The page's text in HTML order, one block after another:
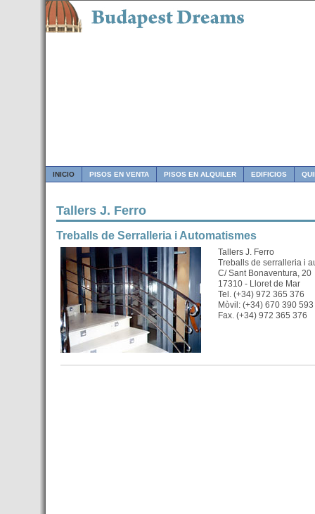
INICIO PISOS EN VENTA PISOS EN ALQUILER EDIFICIOS
Tallers J. Ferro
Treballs de Serralleria i Automatismes
Tallers J. Ferro
Treballs de serralleria i
C/ Sant Bonaventura, 20
17310 - Lloret de Mar
Tel. (+34) 972 365 376
Mòvil: (+34) 670 390 593
Fax. (+34) 972 365 376